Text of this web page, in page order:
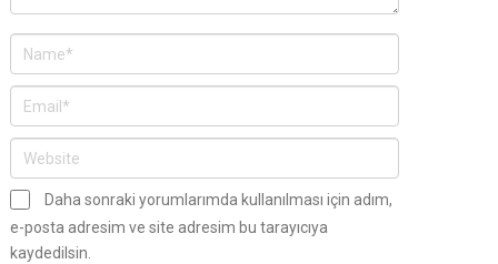
Daha sonraki yorumlarımda kullanılması için adım,
e-posta adresim ve site adresim bu tarayıcıya
kaydedilsin.